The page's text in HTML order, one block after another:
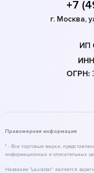
+7
г. Москва,
ИП
ОГРН:
Правомерная информация
* - Все торговые марки,
информационных и описательных
Название "Laurastar" является